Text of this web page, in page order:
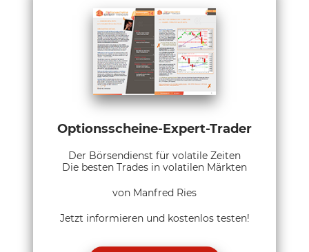
Optionsscheine-Expert-Trader
Der Börsendienst für volatile Zeiten
Die besten Trades in volatilen Märkten
von Manfred Ries
Jetzt informieren und kostenlos testen!